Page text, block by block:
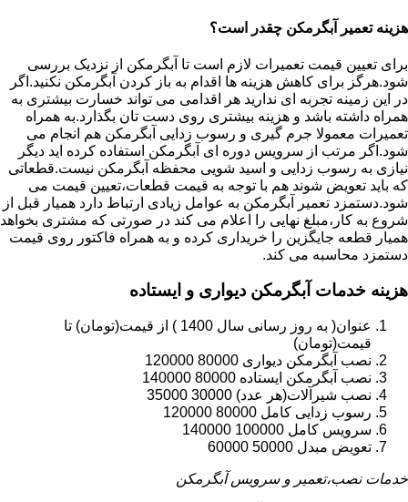
هزینه تعمیر آبگرمکن چقدر است؟
برای تعیین قیمت تعمیرات لازم است تا آبگرمکن از نزدیک بررسی
شود.هرگز برای کاهش هزینه ها اقدام به باز کردن آبگرمکن نکنید.اگر
در این زمینه تجربه ای ندارید هر اقدامی می تواند خسارت بیشتری به
همراه داشته باشد و هزینه بیشتری روی دست تان بگذارد.به همراه
تعمیرات معمولا جرم گیری و رسوب زدایی آبگرمکن هم انجام می
شود.اگر مرتب از سرویس دوره ای آبگرمکن استفاده کرده اید دیگر
نیازی به رسوب زدایی و اسید شویی محفظه آبگرمکن نیست.قطعاتی
که باید تعویض شوند هم با توجه به قیمت قطعات،تعیین قیمت می
شود.دستمزد تعمیر آبگرمکن به عوامل زیادی ارتباط دارد همیار قبل از
شروع به کار،مبلغ نهایی را اعلام می کند در صورتی که مشتری بخواهد
همیار قطعه جایگزین را خریداری کرده و به همراه فاکتور روی قیمت
دستمزد محاسبه می کند.
هزینه خدمات آبگرمکن دیواری و ایستاده
عنوان( به روز رسانی سال 1400 ) از قیمت(تومان) تا
قیمت(تومان)
نصب آبگرمکن دیواری 80000 120000
نصب آبگرمکن ایستاده 80000 140000
نصب شیرآلات(هر عدد) 30000 35000
رسوب زدایی کامل 80000 120000
سرویس کامل 100000 140000
تعویض مبدل 50000 60000
خدمات نصب،تعمیر و سرویس آبگرمکن